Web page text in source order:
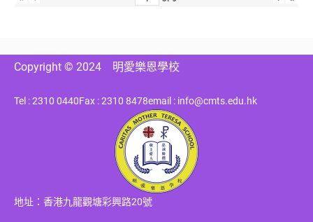
Copyright © 2024 明愛樂恩學校
Tel : 2310 0440Fax : 2310 8478email : info@cmts.edu.hk
地址：香港九龍觀塘彩興路20號